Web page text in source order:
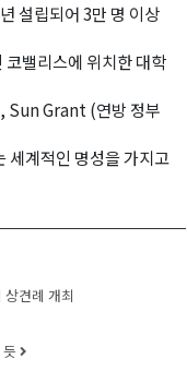
설립되어 3만 명 이상
밸리스에 위치한 대학
Sun Grant (연방 정부
세계적인 명성을 가지고
견례 개최